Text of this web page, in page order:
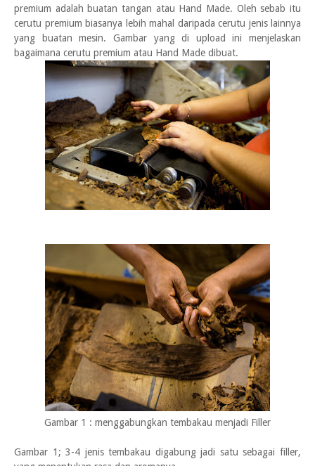
premium adalah buatan tangan atau Hand Made. Oleh sebab itu
cerutu premium biasanya lebih mahal daripada cerutu jenis lainnya
yang buatan mesin. Gambar yang di upload ini menjelaskan
bagaimana cerutu premium atau Hand Made dibuat.
Gambar 1 : menggabungkan tembakau menjadi Filler
Gambar 1; 3-4 jenis tembakau digabung jadi satu sebagai filler,